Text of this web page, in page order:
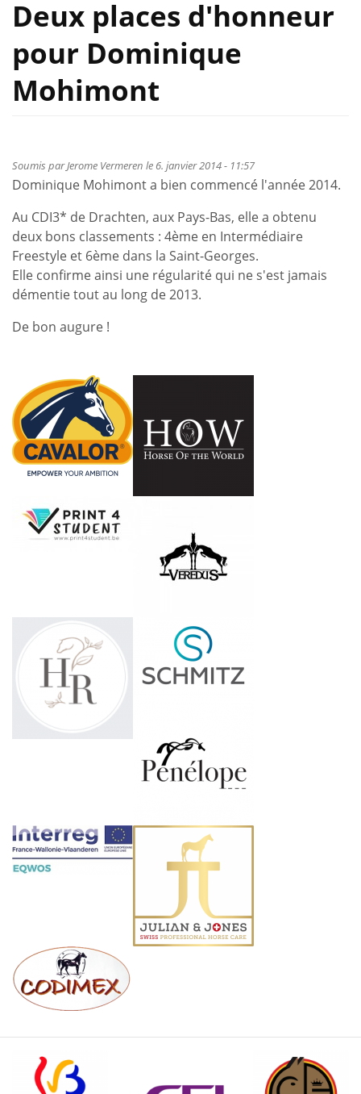
Deux places d'honneur
pour Dominique
Mohimont
Soumis parJerome Vermeren le 6. janvier 2014 - 11:57
Dominique Mohimont a bien commencé l'année 2014.
Au CDI3* de Drachten, aux Pays-Bas, elle a obtenu
deux bons classements : 4ème en Intermédiaire
Freestyle et 6ème dans la Saint-Georges.
Elle confirme ainsi une régularité qui ne s'est jamais
démentie tout au long de 2013.
De bon augure !